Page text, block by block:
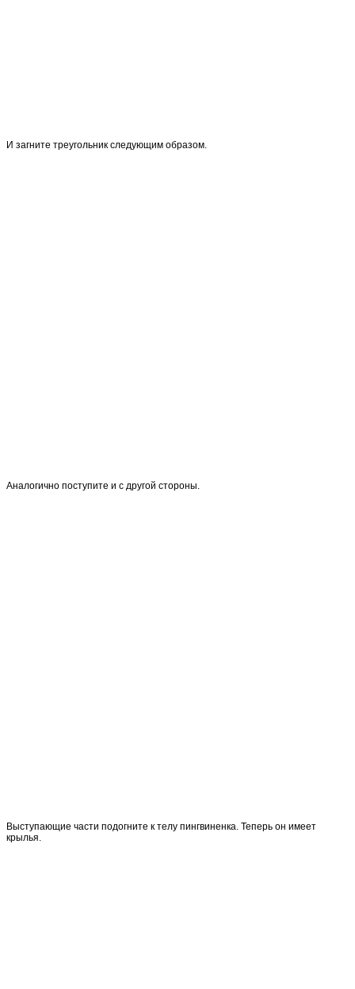
И загните треугольник следующим образом.
Аналогично поступите и с другой стороны.
Выступающие части подогните к телу пингвиненка. Теперь он имеет
крылья.